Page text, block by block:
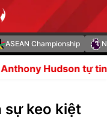
ASEAN Championship
trước cuộc đối đầu
sự keo kiệt